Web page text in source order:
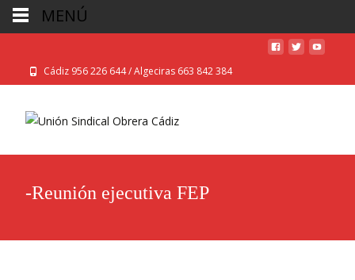
Cádiz 956 226 644 / Algeciras 663 842 384
-Reunión ejecutiva FEP
MENÚ